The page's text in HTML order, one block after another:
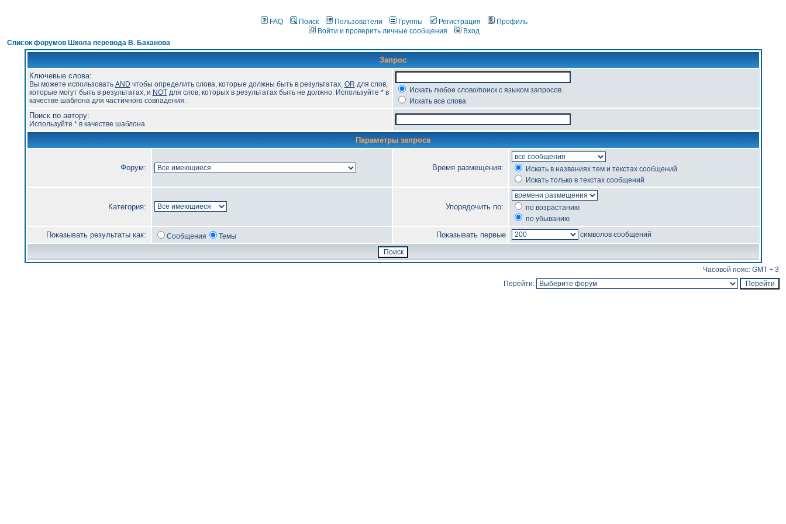
FAQ Поиск Пользователи Группы Регистрация
Профиль
Войти и проверить личные сообщения
Вход
Список форумов Школа перевода В. Баканова
Запрос
Ключевые слова:
Вы можете использовать AND чтобы определить слова, которые должны быть в результатах, OR для слов,
которые могут быть в результатах, и NOTдля слов, которых в результатах быть не должно. Используйте * в
качестве шаблона для частичного совпадения.
Искать любое слово/поиск с языком запросов
Искать все слова
Поиск по автору:
Используйте * в качестве шаблона
Параметры запроса
Форум: Время размещения:
Искать в названиях тем и текстах сообщений
Искать только в текстах сообщений
Категория: Упорядочить по:
по возрастанию
по убыванию
Показывать результаты как: Сообщения Темы Показывать первые символов сообщений
Часовой пояс: GMT + 3
Перейти: